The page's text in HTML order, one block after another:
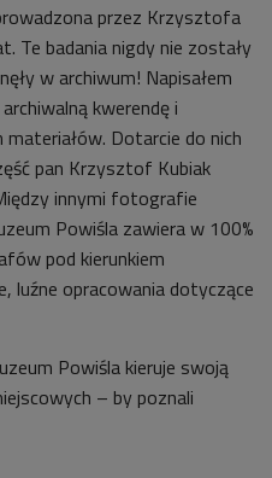
przez Krzysztofa
Te badania nigdy nie zostały
w archiwum! Napisałem
kwerendę i
Dotarcie do nich
pan Krzysztof Kubiak
innymi fotografie
Powiśla zawiera w 100%
pod kierunkiem
luźne opracowania dotyczące
Powiśla kieruje swoją
– by poznali